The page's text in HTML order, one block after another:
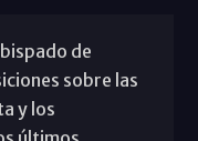
de
sobre las
y los